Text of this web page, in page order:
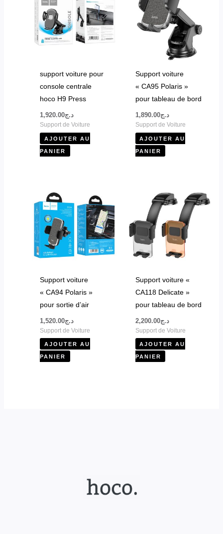
support voiture pour
console centrale
hoco H9 Press
د.ج1,920.00
Support de Voiture
AJOUTER AU
PANIER
Support voiture
« CA95 Polaris »
pour tableau de bord
د.ج1,890.00
Support de Voiture
AJOUTER AU
PANIER
Support voiture
« CA94 Polaris »
pour sortie d’air
د.ج1,520.00
Support de Voiture
AJOUTER AU
PANIER
Support voiture «
CA118 Delicate »
pour tableau de bord
د.ج2,200.00
Support de Voiture
AJOUTER AU
PANIER